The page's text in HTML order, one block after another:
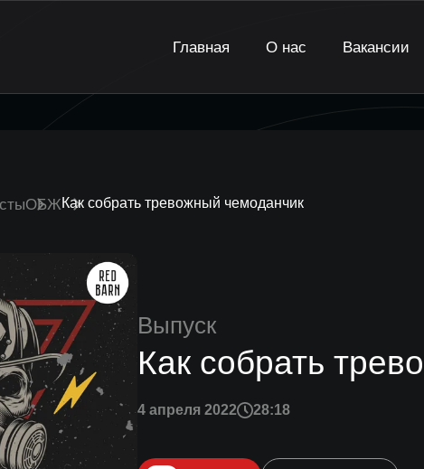
Главная О нас Вакансии
ОБЖКак собрать тревожный чемоданчик
Выпуск
Как собрать
4 апреля 2022 28:18